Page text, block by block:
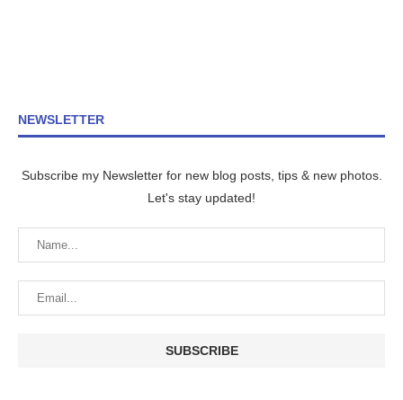
NEWSLETTER
Subscribe my Newsletter for new blog posts, tips & new photos.
Let's stay updated!